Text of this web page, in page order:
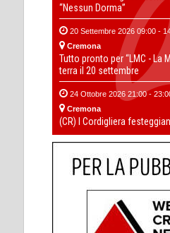
“Nessun Dorma”
20 Settembre 2026 09:00 -
Cremona
Tutto pronto per “LMC - La
terra il 20 settembre
24 Ottobre 2026 21:00 -
Cremona
(CR) I Cordigliera